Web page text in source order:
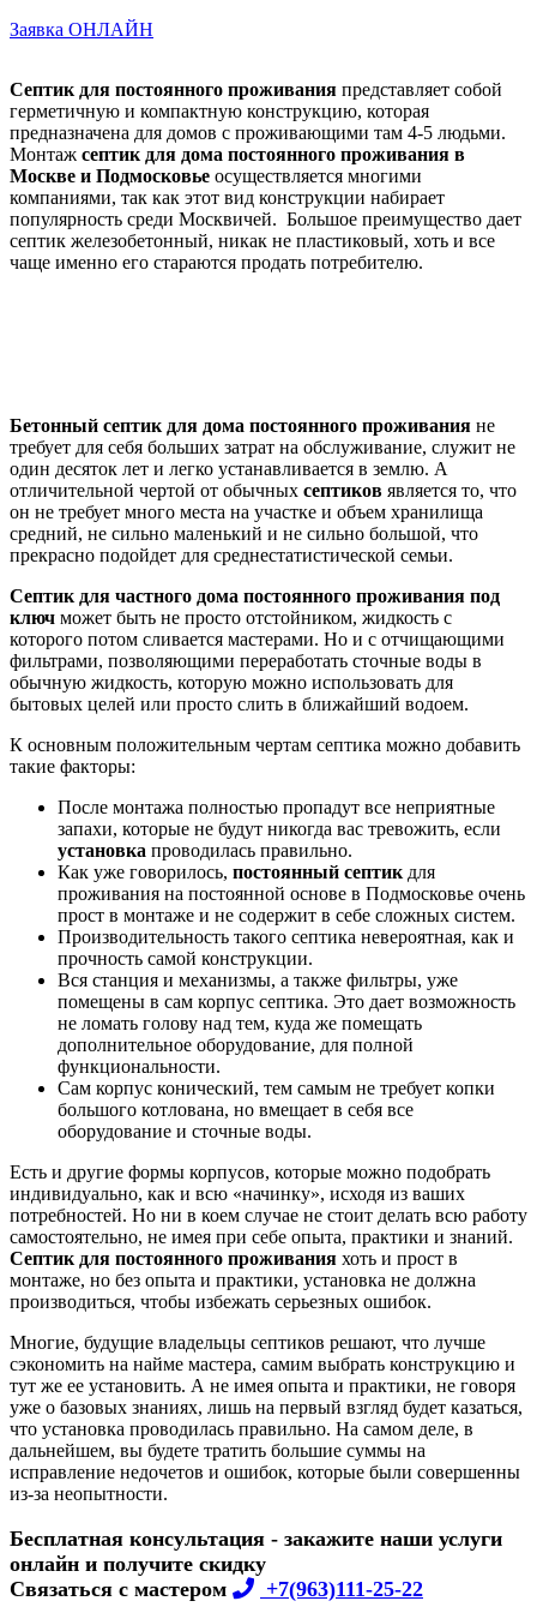
Заявка ОНЛАЙН
Септик для постоянного проживания представляет собой
герметичную и компактную конструкцию, которая
предназначена для домов с проживающими там 4-5 людьми.
Монтаж септик для дома постоянного проживания в
Москве и Подмосковье осуществляется многими
компаниями, так как этот вид конструкции набирает
популярность среди Москвичей. Большое преимущество дает
септик железобетонный, никак не пластиковый, хоть и все
чаще именно его стараются продать потребителю.
Бетонный септик для дома постоянного проживания не
требует для себя больших затрат на обслуживание, служит не
один десяток лет и легко устанавливается в землю. А
отличительной чертой от обычных септиков является то, что
он не требует много места на участке и объем хранилища
средний, не сильно маленький и не сильно большой, что
прекрасно подойдет для среднестатистической семьи.
Септик для частного дома постоянного проживания под
ключ может быть не просто отстойником, жидкость с
которого потом сливается мастерами. Но и с отчищающими
фильтрами, позволяющими переработать сточные воды в
обычную жидкость, которую можно использовать для
бытовых целей или просто слить в ближайший водоем.
К основным положительным чертам септика можно добавить
такие факторы:
После монтажа полностью пропадут все неприятные
запахи, которые не будут никогда вас тревожить, если
установка проводилась правильно.
Как уже говорилось, постоянный септик для
проживания на постоянной основе в Подмосковье очень
прост в монтаже и не содержит в себе сложных систем.
Производительность такого септика невероятная, как и
прочность самой конструкции.
Вся станция и механизмы, а также фильтры, уже
помещены в сам корпус септика. Это дает возможность
не ломать голову над тем, куда же помещать
дополнительное оборудование, для полной
функциональности.
Сам корпус конический, тем самым не требует копки
большого котлована, но вмещает в себя все
оборудование и сточные воды.
Есть и другие формы корпусов, которые можно подобрать
индивидуально, как и всю «начинку», исходя из ваших
потребностей. Но ни в коем случае не стоит делать всю работу
самостоятельно, не имея при себе опыта, практики и знаний.
Септик для постоянного проживания хоть и прост в
монтаже, но без опыта и практики, установка не должна
производиться, чтобы избежать серьезных ошибок.
Многие, будущие владельцы септиков решают, что лучше
сэкономить на найме мастера, самим выбрать конструкцию и
тут же ее установить. А не имея опыта и практики, не говоря
уже о базовых знаниях, лишь на первый взгляд будет казаться,
что установка проводилась правильно. На самом деле, в
дальнейшем, вы будете тратить большие суммы на
исправление недочетов и ошибок, которые были совершенны
из-за неопытности.
Бесплатная консультация - закажите наши услуги
онлайн и получите скидку
Связаться с мастером
+7(963)111-25-22